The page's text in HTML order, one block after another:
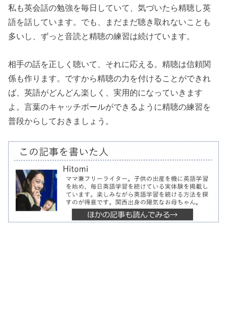
私も英会話の勉強を毎日していて、気づいたら精聴し英
語を話しています。でも、まだまだ聴き取れないことも
多いし、ずっと音読と精聴の練習は続けています。
相手の話を正しく聴いて、それに応える。精聴は信頼関
係も作ります。ですから精聴の力を付けることができれ
ば、英語がどんどん楽しく、実用的になっていきます
よ。言葉のキャッチボールができるように精聴の練習を
普段からしておきましょう。